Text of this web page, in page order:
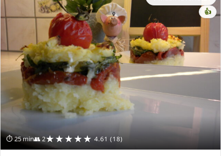
⏱ 25 min👥 2★★★★★ 4.61 (18)
👍